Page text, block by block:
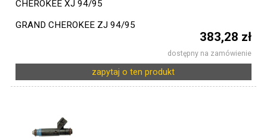
CHEROKEE XJ 94/95
GRAND CHEROKEE ZJ 94/95
383,28 zł
dostępny na zamówienie
zapytaj o ten produkt